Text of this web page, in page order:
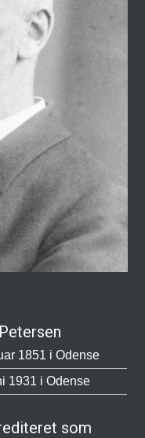
1851 i Odense
1931 i Odense
som